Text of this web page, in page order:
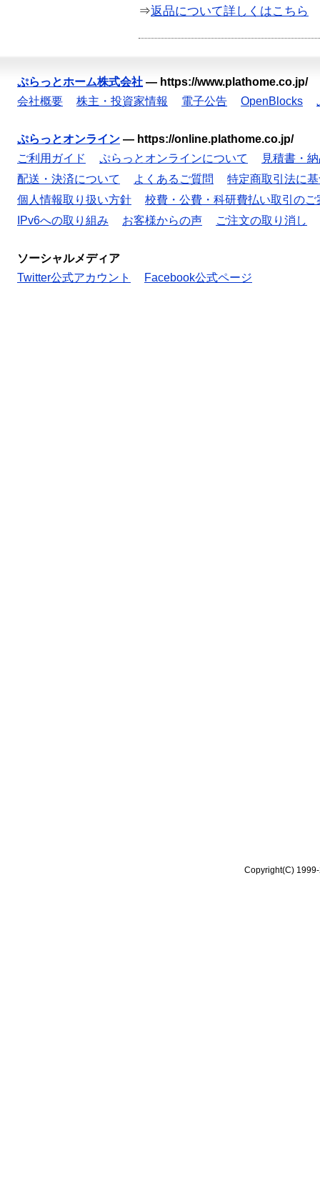
⇒返品について詳しくはこちら
ぷらっとホーム株式会社 — https://www.plathome.co.jp/
会社概要
株主・投資家情報 電子公告 OpenBlocks
ぷらっとオンライン — https://online.plathome.co.jp/
ご利用ガイド
ぷらっとオンラインについて
見積書・
配送・決済について
よくあるご質問
特定商取引法に
個人情報取り扱い方針
校費・公費・科研費払い取引のご
IPv6への取り組み
お客様からの声 ご注文の取り消し
ソーシャルメディア
Twitter公式アカウント
Facebook公式ページ
Copyright(C)